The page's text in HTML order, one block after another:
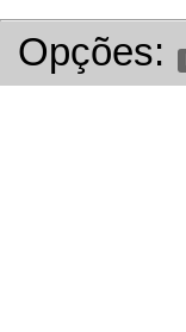
Opções: